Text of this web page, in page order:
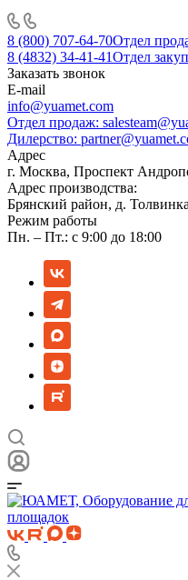
8 (800) 707-64-70Отдел
8 (4832) 34-41-41Отдел
Заказать звонок
E-mail
info@yuamet.com
Отдел продаж:
Дилерство:
Адрес
г. Москва, Проспект
Адрес производства:
Брянский район, д.
Режим работы
Пн. – Пт.: с 9:00 до 18:00